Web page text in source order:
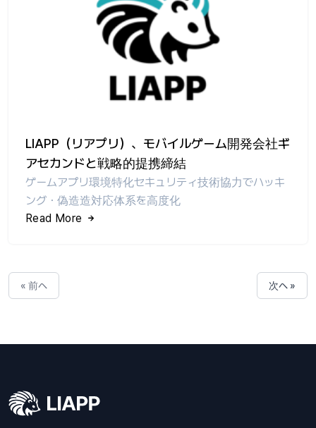
LIAPP（リアプリ）、モバイルゲーム開発会社ギ
アセカンドと戦略的提携締結
ゲームアプリ環境特化セキュリティ技術協力でハッキ
ング・偽造造対応体系を高度化
Read More
« 前へ 次へ »